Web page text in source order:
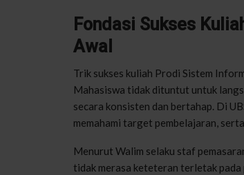
Fondasi Sukses
Awal
Trik sukses kuliah Prodi Sistem
Mahasiswa tidak dituntut untuk
secara konsisten dan bertahap. Di
memahami target pembelajaran,
Menurut Walim selaku staf
tidak merasa keteteran terletak pada